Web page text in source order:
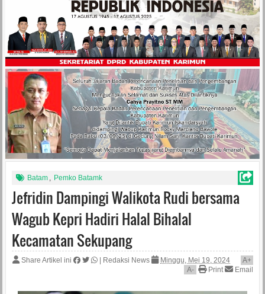
Batam , Pemko Batamk
Jefridin Dampingi Walikota Rudi bersama
Wagub Kepri Hadiri Halal Bihalal
Kecamatan Sekupang
Share Artikel ini Redaksi News Minggu, Mei 19, 2024 A+
A- Print Email